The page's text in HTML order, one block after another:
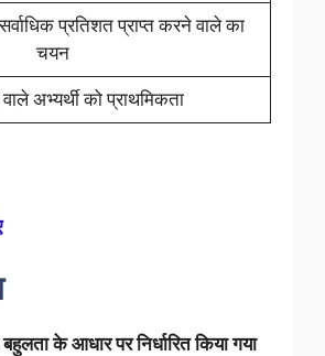
प्रतिशत प्राप्त करने वाले का
चयन
अभ्यर्थी को प्राथमिकता
के आधार पर निर्धारित किया गया